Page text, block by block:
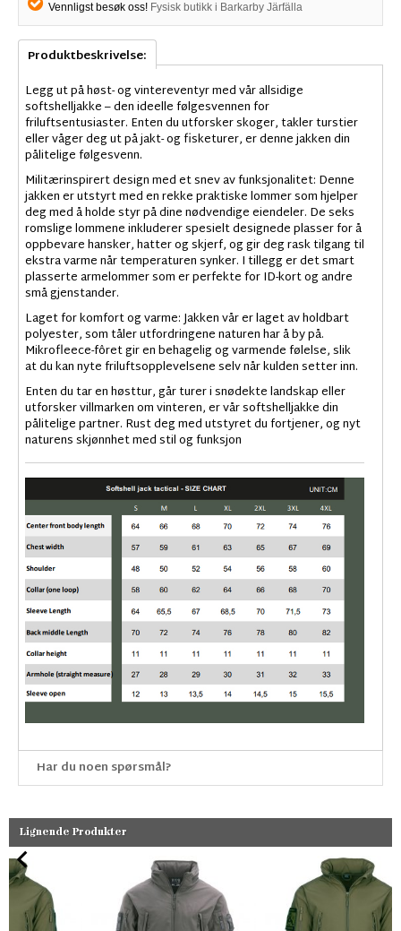
Vennligst besøk oss! Fysisk butikk i Barkarby Järfälla
Produktbeskrivelse:
Legg ut på høst- og vintereventyr med vår allsidige
softshelljakke – den ideelle følgesvennen for
friluftsentusiaster. Enten du utforsker skoger, takler turstier
eller våger deg ut på jakt- og fisketurer, er denne jakken din
pålitelige følgesvenn.
Militærinspirert design med et snev av funksjonalitet: Denne
jakken er utstyrt med en rekke praktiske lommer som hjelper
deg med å holde styr på dine nødvendige eiendeler. De seks
romslige lommene inkluderer spesielt designede plasser for å
oppbevare hansker, hatter og skjerf, og gir deg rask tilgang til
ekstra varme når temperaturen synker. I tillegg er det smart
plasserte armelommer som er perfekte for ID-kort og andre
små gjenstander.
Laget for komfort og varme: Jakken vår er laget av holdbart
polyester, som tåler utfordringene naturen har å by på.
Mikrofleece-fôret gir en behagelig og varmende følelse, slik
at du kan nyte friluftsopplevelsene selv når kulden setter inn.
Enten du tar en høsttur, går turer i snødekte landskap eller
utforsker villmarken om vinteren, er vår softshelljakke din
pålitelige partner. Rust deg med utstyret du fortjener, og nyt
naturens skjønnhet med stil og funksjon
Har du noen spørsmål?
Lignende Produkter